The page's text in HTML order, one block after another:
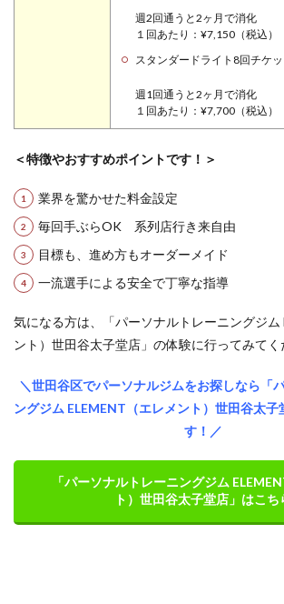
週2回通うと2ヶ月で消化
１回あたり：¥7,150（税込）
スタンダードライト8回チケッ
週1回通うと2ヶ月で消化
１回あたり：¥7,700（税込）
＜特徴やおすすめポイントです！＞
業界を驚かせた料金設定
毎回手ぶらOK 系列店行き来自由
目標も、進め方もオーダーメイド
一流選手による安全で丁寧な指導
気になる方は、「パーソナルトレーニングジム
ント）世田谷太子堂店」の体験に行ってみてく
＼世田谷区でパーソナルジムをお探しなら「
ングジム ELEMENT（エレメント）世田谷太
す！／
「パーソナルトレーニングジム
ト）世田谷太子堂店」はこち